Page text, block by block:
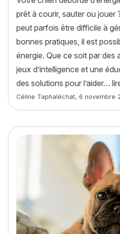
prêt à courir, sauter ou jouer
peut parfois être difficile à
bonnes pratiques, il est
énergie. Que ce soit par des
jeux d’intelligence et une
des solutions pour l’aider…
Article rédigé par
Céline Taphaléchat, 6 novembre